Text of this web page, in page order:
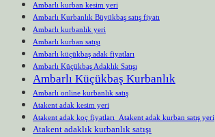
Ambarlı kurban kesim yeri
Ambarlı Kurbanlık Büyükbaş satış fiyatı
Ambarlı kurbanlık yeri
Ambarlı kurban satışı
Ambarlı küçükbaş adak fiyatları
Ambarlı Küçükbaş Adaklık Satışı
Ambarlı Küçükbaş Kurbanlık
Ambarlı online kurbanlık satış
Atakent adak kesim yeri
Atakent adak koç fiyatları Atakent adak kurban satış yeri
Atakent adaklık kurbanlık satışı